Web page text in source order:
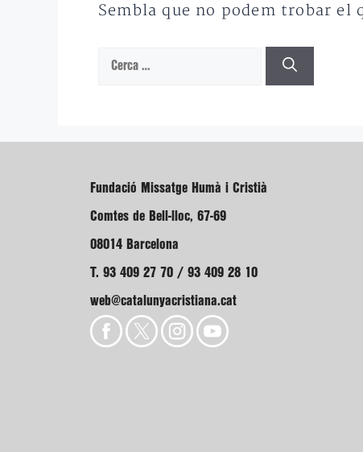
Sembla que no podem trobar el
Cerca:
Fundació Missatge Humà i Cristià
Comtes de Bell-lloc, 67-69
08014 Barcelona
T. 93 409 27 70 / 93 409 28 10
web@catalunyacristiana.cat